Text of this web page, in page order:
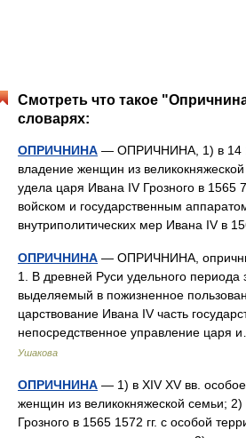
Смотреть что такое
словарях:
ОПРИЧНИНА — ОПРИЧНИНА, 1) в 14
владение женщин из
удела царя Ивана IV Грозного в 1565
войском и государственным
внутриполитических мер Ивана IV в
ОПРИЧНИНА — ОПРИЧНИНА,
1. В древней Руси удельного периода
выделяемый в пожизненное
царствование Ивана IV часть
непосредственное управление
Ушакова
ОПРИЧНИНА — 1) в XIV XV вв.
женщин из великокняжеской семьи;
Грозного в 1565 1572 гг. с особой